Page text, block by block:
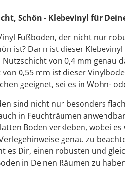
Schön - Klebevinyl für
Fußboden, der nicht nur
ist? Dann ist dieser
von 0,4 mm genau
0,55 mm ist dieser
geeignet, sei es in Wohn-
sind nicht nur besonders
in Feuchträumen
Boden verkleben, wobei es
genau zu
es Dir, einen robusten und
in Deinen Räumen zu